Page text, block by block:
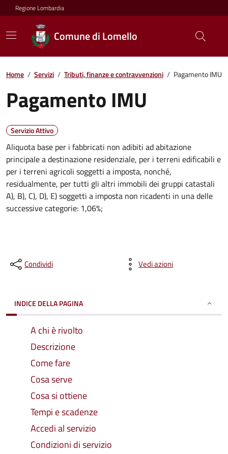
Regione Lombardia
Comune di Lomello
Home / Servizi / Tributi, finanze e contravvenzioni / Pagamento IMU
Pagamento IMU
Servizio Attivo
Aliquota base per i fabbricati non adibiti ad abitazione
principale a destinazione residenziale, per i terreni edificabili e
per i terreni agricoli soggetti a imposta, nonché,
residualmente, per tutti gli altri immobili dei gruppi catastali
A), B), C), D), E) soggetti a imposta non ricadenti in una delle
successive categorie: 1,06%;
Condividi Vedi azioni
INDICE DELLA PAGINA
A chi è rivolto
Descrizione
Come fare
Cosa serve
Cosa si ottiene
Tempi e scadenze
Accedi al servizio
Condizioni di servizio